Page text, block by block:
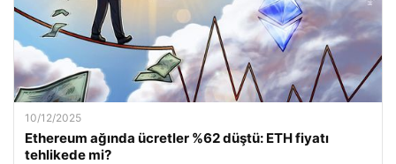
10/12/2025
Ethereum ağında ücretler %62 düştü: ETH fiyatı
tehlikede mi?